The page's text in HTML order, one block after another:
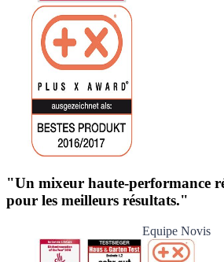
"Un mixeur haute-performance
pour les meilleurs résultats."
Equipe Novis